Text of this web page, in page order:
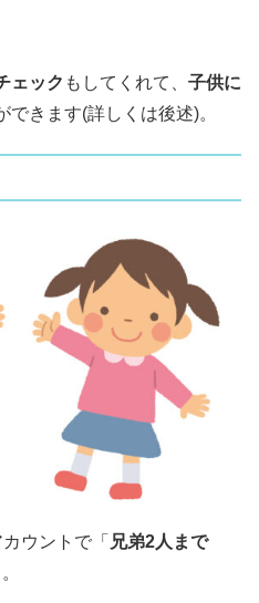
ェック もしてくれて、 子供に
できます(詳しくは後述)。
ウントで「 兄弟2人まで